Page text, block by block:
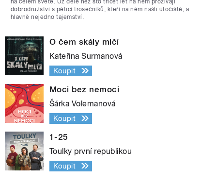
na celém světě. Už déle než sto třicet let na něm prožívají
dobrodružství s pěticí trosečníků, kteří na něm našli útočiště, a
hlavně nejedno tajemství.
O čem skály mlčí
Kateřina Surmanová
Koupit
Moci bez nemoci
Šárka Volemanová
Koupit
1-25
Toulky první republikou
Koupit